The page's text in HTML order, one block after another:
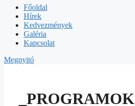
Főoldal
Hírek
Kedvezmények
Galéria
Kapcsolat
Megnyitó
_PROGRAMOK